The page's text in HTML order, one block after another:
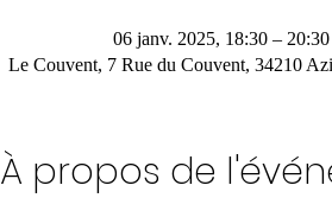
06 janv. 2025, 18:30 – 20:30
Le Couvent, 7 Rue du Couvent, 34210
À propos de